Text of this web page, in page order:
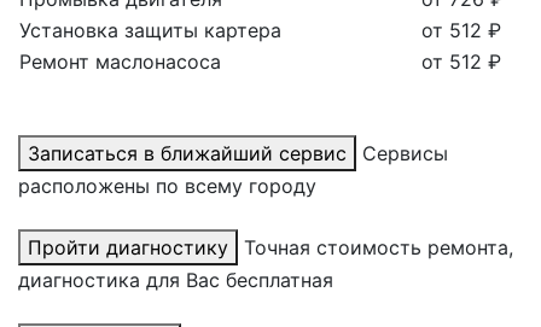
Установка защиты картера
от 512 ₽
Ремонт маслонасоса
от 512 ₽
Записаться в ближайший сервис
Сервисы
расположены по всему городу
Пройти диагностику
Точная стоимость ремонта,
диагностика для Вас бесплатная